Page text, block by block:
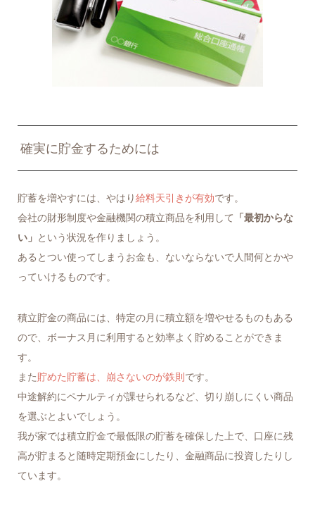
確実に貯金するためには
貯蓄を増やすには、やはり給料天引きが有効です。
会社の財形制度や金融機関の積立商品を利用して
「最初からな
い」 という状況を作りましょう。
あるとつい使ってしまうお金も、ないならないで人間何とかや
っていけるものです。
積立貯金の商品には、特定の月に積立額を増やせるものもある
ので、ボーナス月に利用すると効率よく貯めることができま
す。
また貯めた貯蓄は、崩さないのが鉄則 です。
中途解約にペナルティが課せられるなど、切り崩しにくい商品
を選ぶとよいでしょう。
我が家では積立貯金で最低限の貯蓄を確保した上で、口座に残
高が貯まると随時定期預金にしたり、金融商品に投資したりし
ています。